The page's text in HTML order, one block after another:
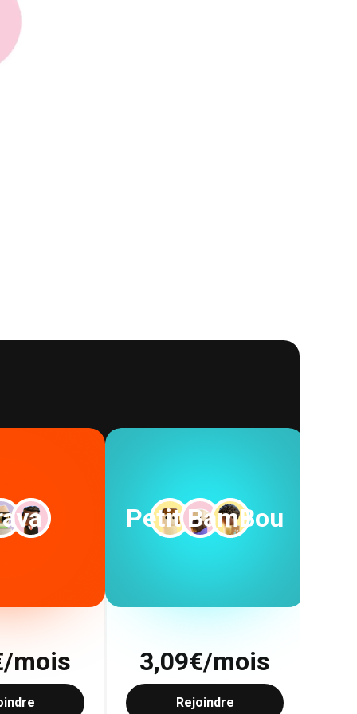
mois
Petit BamBou
3,09€/mois
Rejoindre